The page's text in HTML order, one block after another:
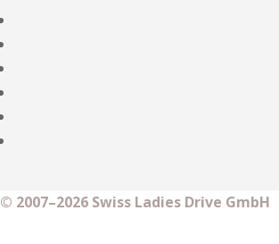
© 2007–2026 Swiss Ladies Drive GmbH